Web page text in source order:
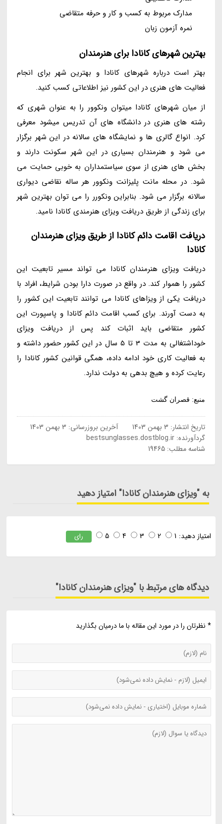
مدارک مربوط به کسب و کار و حرفه متقاضی
نمره آزمون زبان
بهترین شهرهای کانادا برای هنرمندان
بهتر است درباره شهرهای کانادا و بهترین شهر برای انجام
فعالیت های هنری در این کشور نیز اطلاعاتی کسب کنید.
از میان شهرهای کانادا میتوان ونکوور را به عنوان شهری که
رشته های هنری در دانشگاه های آن تدریس میشود معرفی
کرد. انواع گالری ها و نمایشگاه های سالانه در این شهر برگزار
می شود و هنرمندان بسیاری در این شهر سکونت دارند و
بخش های هنری از سوی سیاستمداران به خوبی حمایت می
شود. در محله مانت پلیزانت ونکوور هر ساله نقاضی دیواری
سالانه برگزار می شود. بنابراین ونکورر را می توان بهترین شهر
برای زندگی از طریق دریافت ویزای هنرمندی کانادا نامید.
دریافت اقامت دائم کانادا از طریق ویزای هنرمندان
کانادا
دریافت ویزای هنرمندان کانادا می تواند مسیر تابعیت این
کشور را هموار کند. در واقع در صورت دارا بودن شرایط، افراد با
دریافت یکی از ویزاهای کانادا می توانند تابعیت این کشور را
به دست آورند. برای کسب اقامت دائم کانادا و پاسپورت این
کشور متقاضی باید اثبات کند پس از دریافت ویزای
خوداشتغالی به مدت 3 تا 5 سال در این کشور حضور داشته و
به فعالیت کاری خود ادامه داده، همگی قوانین کشور کانادا را
رعایت کرده و هیچ بدهی به دولت ندارد.
منبع: قصران گشت
تاریخ انتشار: 3 بهمن 1403 آخرین بروزرسانی: 3 بهمن 1403
گردآورنده:bestsunglasses.dostblog.ir
شناسه مطلب: 19465
به "ویزای هنرمندان کانادا" امتیاز دهید
امتیاز دهید: 1
2
3
4
5 رای
دیدگاه های مرتبط با "ویزای هنرمندان کانادا"
* نظرتان را در مورد این مقاله با ما درمیان بگذارید